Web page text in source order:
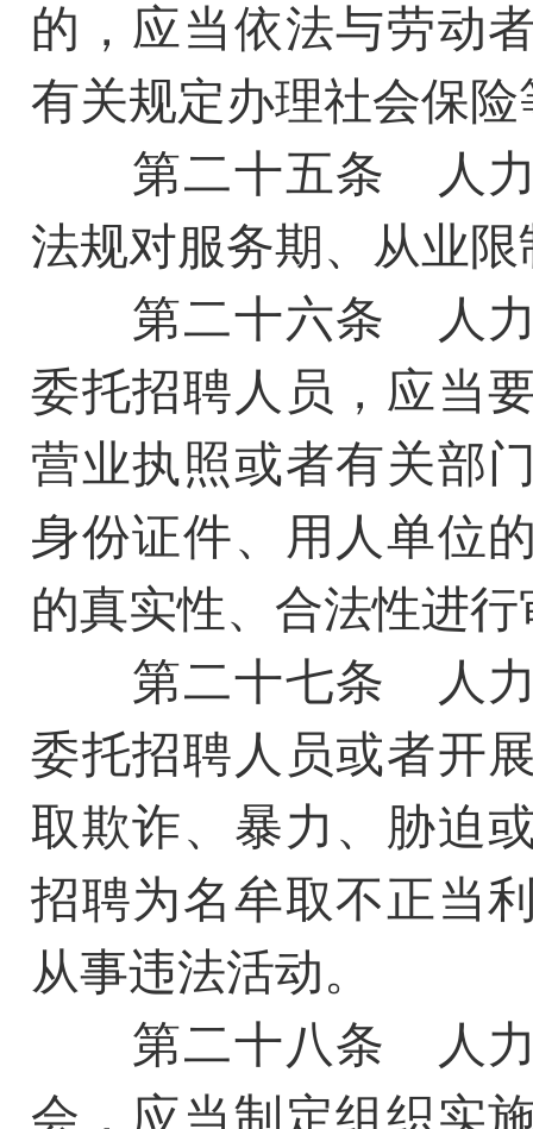
的，应当依法与劳动
有关规定办理社会保
第二十五条 人力
法规对服务期、从业
第二十六条 人力
委托招聘人员，应当
营业执照或者有关部
身份证件、用人单位
的真实性、合法性进行
第二十七条 人力
委托招聘人员或者开
取欺诈、暴力、胁迫
招聘为名牟取不正当
从事违法活动。
第二十八条 人力
会，应当制定组织实